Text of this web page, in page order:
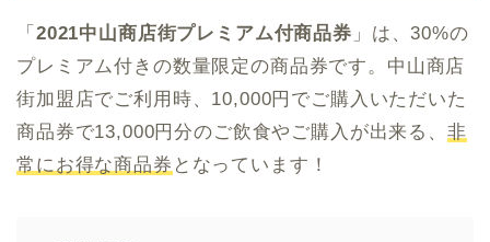
「 2021中山商店街プレミアム付商品券 」は、30%の
プレミアム付きの数量限定の商品券です。中山商店
街加盟店でご利用時、10,000円でご購入いただいた
商品券で13,000円分のご飲食やご購入が出来る、 非
常にお得な商品券 となっています！